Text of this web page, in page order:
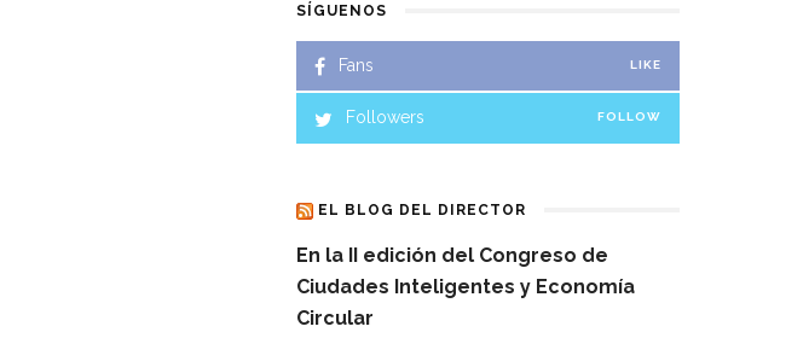
SÍGUENOS
Fans LIKE
Followers FOLLOW
EL BLOG DEL DIRECTOR
En la II edición del Congreso de
Ciudades Inteligentes y Economía
Circular